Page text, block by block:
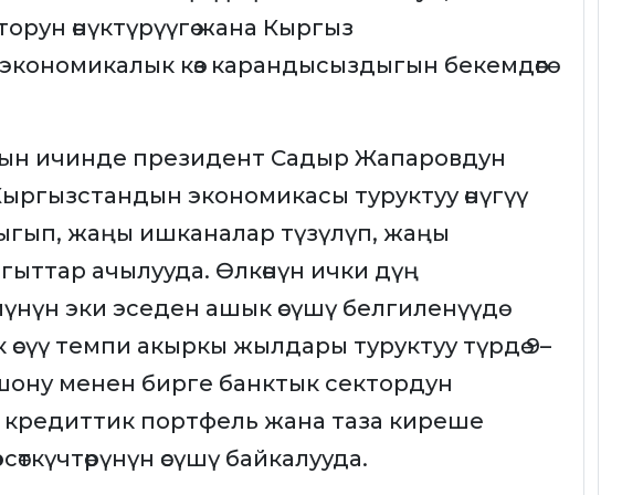
өнүктүрүүгө жана Кыргыз
көз карандысыздыгын бекемдөөгө
ичинде президент Садыр Жапаровдун
экономикасы туруктуу өнүгүү
жаңы ишканалар түзүлүп, жаңы
ачылууда. Өлкөнүн ички дүң
эки эседен ашык өсүшү белгиленүүдө
темпи акыркы жылдары туруктуу түрдө 9–
менен бирге банктык сектордун
портфель жана таза киреше
өсүшү байкалууда.